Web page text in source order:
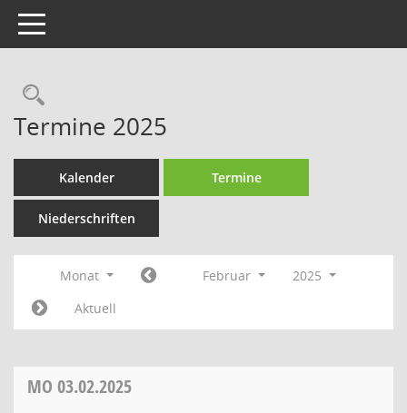
Toggle navigation
Rechercheauswahl
Termine 2025
Kalender Termine
Niederschriften
Monat Februar
2025
Aktuell
MO 03.02.2025